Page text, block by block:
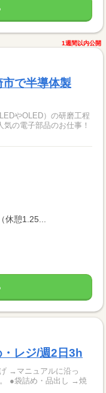
1週間以内公開
市で半導体製
やOLED）の研磨工程
休憩1.25...
レジ/週2日3h
→マニュアルに沿っ
●袋詰め・品出し →焼